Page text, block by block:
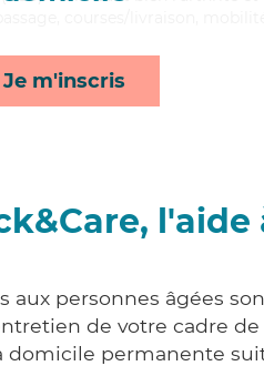
Je m'inscris
aux personnes âgées
de votre cadre
domicile permanente